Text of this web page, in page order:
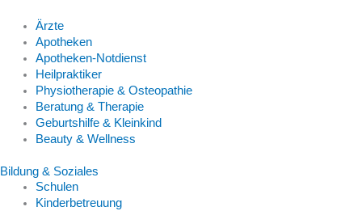
Ärzte
Apotheken
Apotheken-Notdienst
Heilpraktiker
Physiotherapie & Osteopathie
Beratung & Therapie
Geburtshilfe & Kleinkind
Beauty & Wellness
Bildung & Soziales
Schulen
Kinderbetreuung